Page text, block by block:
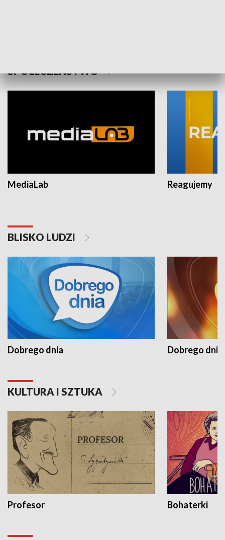
SPOŁECZEŃSTWO
MediaLab Reagujemy
BLISKO LUDZI
Dobrego dnia Dobrego dnia
KULTURA I SZTUKA
Profesor Bohaterki